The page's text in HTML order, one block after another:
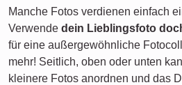
Manche Fotos verdienen einfach
Verwende dein Lieblingsfoto
für eine außergewöhnliche
mehr! Seitlich, oben oder unten
kleinere Fotos anordnen und das